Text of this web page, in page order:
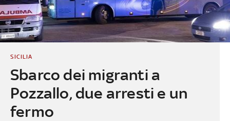
Sbarco dei migranti a
Pozzallo, due arresti e un
fermo
SICILIA